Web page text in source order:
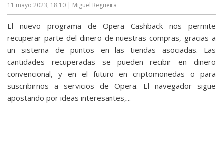
/
Cambiar
opciones
de
privacidad
/
Aviso
Legal
11 mayo 2023, 18:10 | Miguel Regueira
El nuevo programa de Opera Cashback nos permite
recuperar parte del dinero de nuestras compras, gracias a
un sistema de puntos en las tiendas asociadas. Las
cantidades recuperadas se pueden recibir en dinero
convencional, y en el futuro en criptomonedas o para
suscribirnos a servicios de Opera. El navegador sigue
apostando por ideas interesantes,...